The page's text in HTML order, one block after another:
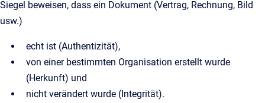
Siegel beweisen, dass ein Dokument (Vertrag, Rechnung, Bild
usw.)
echt ist (Authentizität),
von einer bestimmten Organisation erstellt wurde
(Herkunft) und
nicht verändert wurde (Integrität).